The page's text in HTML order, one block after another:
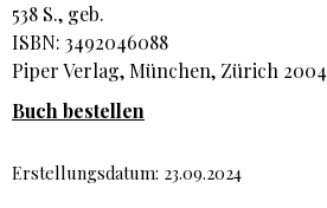
538 S., geb.
ISBN: 3492046088
Piper Verlag, München, Zürich 2004
Buch bestellen
Erstellungsdatum: 23.09.2024